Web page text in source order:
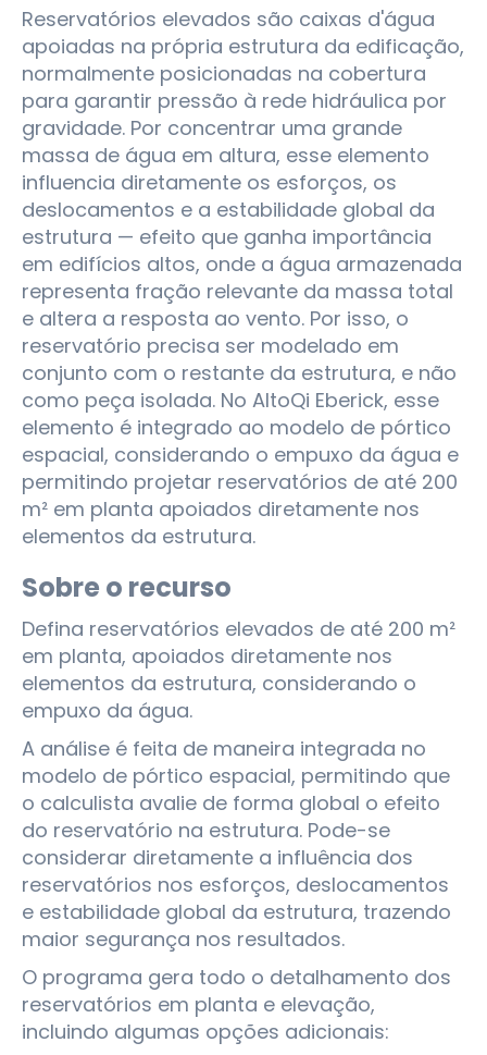
Reservatórios elevados são caixas d'água
apoiadas na própria estrutura da edificação,
normalmente posicionadas na cobertura
para garantir pressão à rede hidráulica por
gravidade. Por concentrar uma grande
massa de água em altura, esse elemento
influencia diretamente os esforços, os
deslocamentos e a estabilidade global da
estrutura — efeito que ganha importância
em edifícios altos, onde a água armazenada
representa fração relevante da massa total
e altera a resposta ao vento. Por isso, o
reservatório precisa ser modelado em
conjunto com o restante da estrutura, e não
como peça isolada. No AltoQi Eberick, esse
elemento é integrado ao modelo de pórtico
espacial, considerando o empuxo da água e
permitindo projetar reservatórios de até 200
m² em planta apoiados diretamente nos
elementos da estrutura.
Sobre o recurso
Defina reservatórios elevados de até 200 m²
em planta, apoiados diretamente nos
elementos da estrutura, considerando o
empuxo da água.
A análise é feita de maneira integrada no
modelo de pórtico espacial, permitindo que
o calculista avalie de forma global o efeito
do reservatório na estrutura. Pode-se
considerar diretamente a influência dos
reservatórios nos esforços, deslocamentos
e estabilidade global da estrutura, trazendo
maior segurança nos resultados.
O programa gera todo o detalhamento dos
reservatórios em planta e elevação,
incluindo algumas opções adicionais: